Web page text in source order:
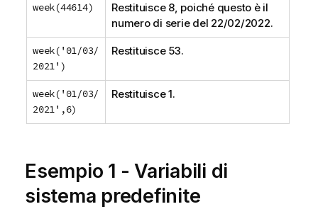
week(44614)
Restituisce 8, poiché questo è il
numero di serie del 22/02/2022.
week('01/03/
2021')
Restituisce 53.
week('01/03/
2021',6)
Restituisce 1.
Esempio 1 - Variabili di
sistema predefinite